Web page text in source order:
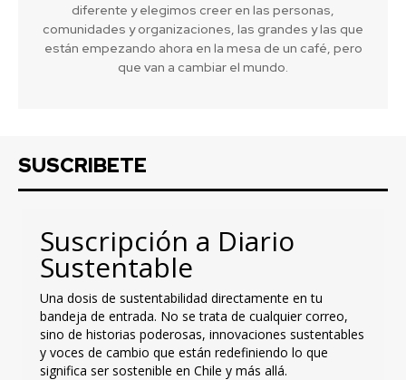
diferente y elegimos creer en las personas,
comunidades y organizaciones, las grandes y las que
están empezando ahora en la mesa de un café, pero
que van a cambiar el mundo.
SUSCRIBETE
Suscripción a Diario
Sustentable
Una dosis de sustentabilidad directamente en tu
bandeja de entrada. No se trata de cualquier correo,
sino de historias poderosas, innovaciones sustentables
y voces de cambio que están redefiniendo lo que
significa ser sostenible en Chile y más allá.